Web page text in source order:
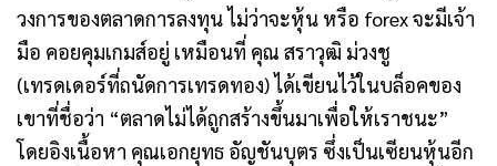
วงการของตลาดการลงทุน ไม่ว่าจะหุ้น หรือ forex จะมีเจ้า
มือ คอยคุมเกมส์อยู่ เหมือนที่ คุณ สราวุฒิ ม่วงชู
(เทรดเดอร์ที่ถนัดการเทรดทอง) ได้เขียนไว้ในบล็อคของ
เขาที่ชื่อว่า “ตลาดไม่ได้ถูกสร้างขึ้นมาเพื่อให้เราชนะ”
โดยอิงเนื้อหา คุณเอกยุทธ อัญชันบุตร ซึ่งเป็นเซียนหุ้นอีก